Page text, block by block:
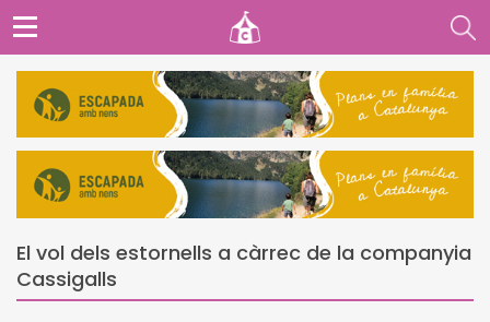
El vol dels estornells a càrrec de la companyia
Cassigalls